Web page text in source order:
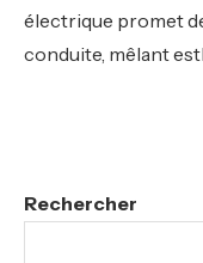
électrique promet
conduite, mêlant
Rechercher